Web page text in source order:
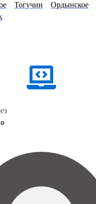
Тогучин Ордынское